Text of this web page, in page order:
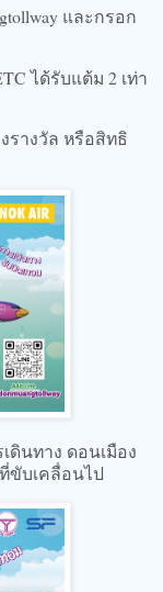
และกรอก
ได้รับแต้ม 2 เท่า
รางวัล หรือสิทธิ
ดินทาง ดอนเมือง
ขับเคลื่อนไป